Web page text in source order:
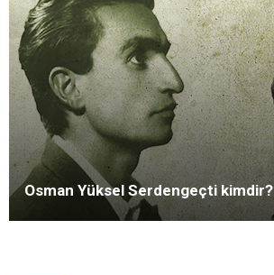
Osman Yüksel Serdengeçti kimdir?